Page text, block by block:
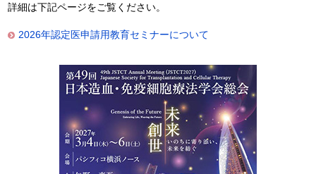
詳細は下記ページをご覧ください。
2026年認定医申請用教育セミナーについて